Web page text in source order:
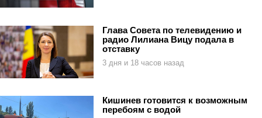
Глава Совета по телевидению и
радио Лилиана Вицу подала в
отставку
3 дня и 18 часов назад
Кишинев готовится к возможным
перебоям с водой